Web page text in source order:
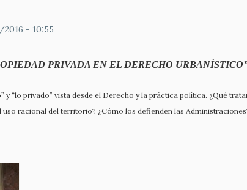
2016 - 10:55
PRIVADA EN EL DERECHO
y “lo privado” vista desde el Derecho y la práctica política. ¿Qué
uso racional del territorio? ¿Cómo los defienden las